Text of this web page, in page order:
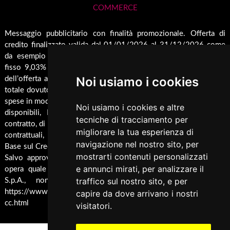
Noi usiamo i cookies
Noi usiamo i cookies e altre
tecniche di tracciamento per
migliorare la tua esperienza di
navigazione nel nostro sito, per
mostrarti contenuti personalizzati
e annunci mirati, per analizzare il
traffico sul nostro sito, e per
capire da dove arrivano i nostri
visitatori.
Rendicondazione erogazioni pubbliche
Rivestimenti su misura
Pellet
Inserti
Caldaie
Barbecue
Cucina
Termocucina
Climatizzatori
Pannelli Solari/Bollitori/Puffer
Ricambi
Arredamento
Accessori Termoidraulici
Accessori per Forni e Bbq
Spedizione & Imballaggio
Cambio e Restituzione Merci
COMMERCE
Messaggio pubblicitario con finalità promozionale. Offerta di
credito finalizzato valida dal 01/01/2026 al 31/12/2026 come
da esempio rappresentativo: Prezzo del bene € 1000,00 Tan
fisso 9,03% Taeg 9,42%, in 24 rate da € 45,7 costi accessori
dell’offerta azzerati. Importo totale del credito € 1000. Importo
totale dovuto dal Consumatore € 1096,8. Al fine di gestire le tue
spese in modo responsabile e di conoscere eventuali altre offerte
disponibili, Findomestic ti ricorda, prima di sottoscrivere il
contratto, di prendere visione di tutte le condizioni economiche e
contrattuali, facendo riferimento alle Informazioni Europee di
Base sul Credito ai Consumatori (IEBCC) presso il punto vendita.
Salvo approvazione di Findomestic Banca S.p.A.. Trulli Camini
opera quale intermediario del credito per Findomestic Banca
S.p.A., non in esclusiva, per maggiori info cliccare
https://www.findomestic.it/landing_page/ecommerce/
cc.html